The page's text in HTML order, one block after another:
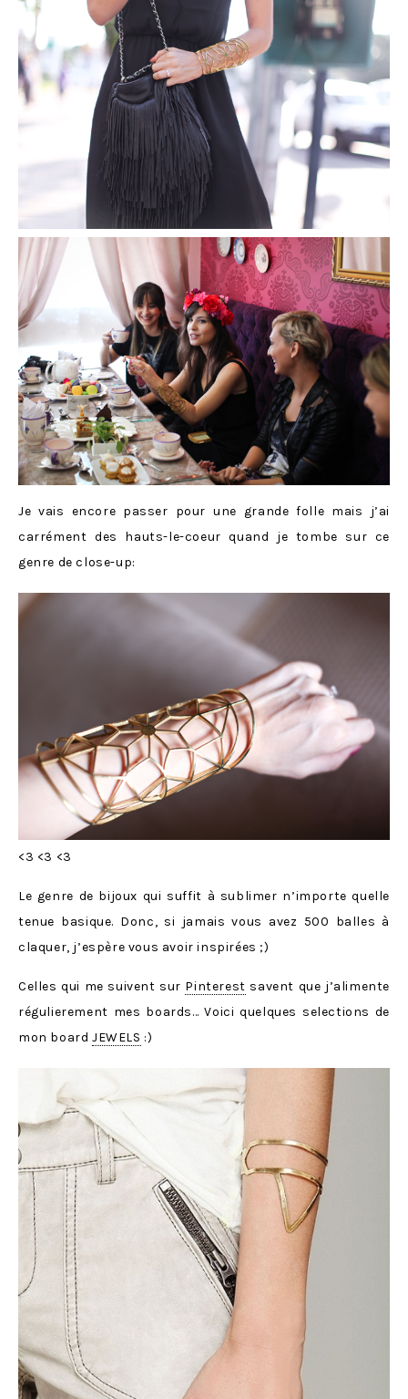
Je vais encore passer pour une grande folle mais j’ai
carrément des hauts-le-coeur quand je tombe sur ce
genre de close-up:
<3 <3 <3
Le genre de bijoux qui suffit à sublimer n’importe quelle
tenue basique. Donc, si jamais vous avez 500 balles à
claquer, j’espère vous avoir inspirées ;)
Celles qui me suivent sur Pinterest savent que j’alimente
régulierement mes boards… Voici quelques selections de
mon board JEWELS :)